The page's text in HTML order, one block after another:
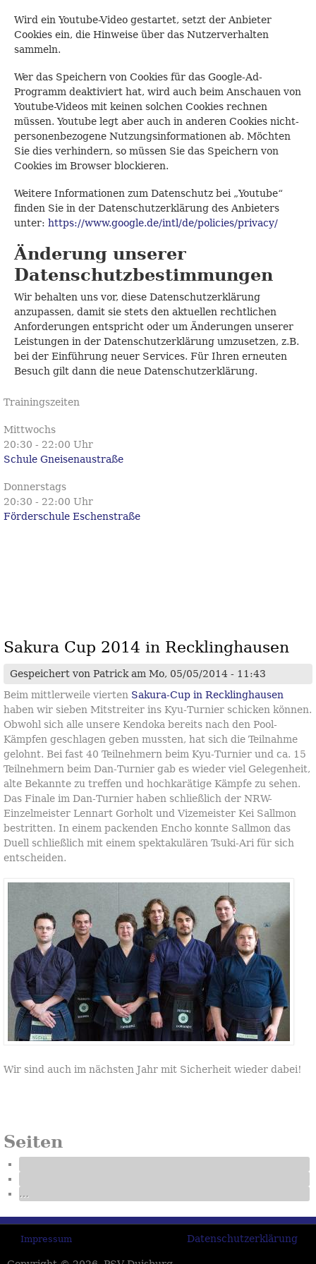
Wird ein Youtube-Video gestartet, setzt der Anbieter
Cookies ein, die Hinweise über das Nutzerverhalten
sammeln.
Wer das Speichern von Cookies für das Google-Ad-
Programm deaktiviert hat, wird auch beim Anschauen von
Youtube-Videos mit keinen solchen Cookies rechnen
müssen. Youtube legt aber auch in anderen Cookies nicht-
personenbezogene Nutzungsinformationen ab. Möchten
Sie dies verhindern, so müssen Sie das Speichern von
Cookies im Browser blockieren.
Weitere Informationen zum Datenschutz bei „Youtube“
finden Sie in der Datenschutzerklärung des Anbieters
unter: https://www.google.de/intl/de/policies/privacy/
Änderung unserer
Datenschutzbestimmungen
Wir behalten uns vor, diese Datenschutzerklärung
anzupassen, damit sie stets den aktuellen rechtlichen
Anforderungen entspricht oder um Änderungen unserer
Leistungen in der Datenschutzerklärung umzusetzen, z.B.
bei der Einführung neuer Services. Für Ihren erneuten
Besuch gilt dann die neue Datenschutzerklärung.
Trainingszeiten
Mittwochs
20:30 - 22:00 Uhr
Schule Gneisenaustraße
Donnerstags
20:30 - 22:00 Uhr
Förderschule Eschenstraße
Sakura Cup 2014 in Recklinghausen
Gespeichert von Patrickam Mo, 05/05/2014 - 11:43
Beim mittlerweile vierten Sakura-Cup in Recklinghausen
haben wir sieben Mitstreiter ins Kyu-Turnier schicken können.
Obwohl sich alle unsere Kendoka bereits nach den Pool-
Kämpfen geschlagen geben mussten, hat sich die Teilnahme
gelohnt. Bei fast 40 Teilnehmern beim Kyu-Turnier und ca. 15
Teilnehmern beim Dan-Turnier gab es wieder viel Gelegenheit,
alte Bekannte zu treffen und hochkarätige Kämpfe zu sehen.
Das Finale im Dan-Turnier haben schließlich der NRW-
Einzelmeister Lennart Gorholt und Vizemeister Kei Sallmon
bestritten. In einem packenden Encho konnte Sallmon das
Duell schließlich mit einem spektakulären Tsuki-Ari für sich
entscheiden.
Wir sind auch im nächsten Jahr mit Sicherheit wieder dabei!
Seiten
…
Impressum Datenschutzerklärung